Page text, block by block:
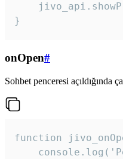
}
onOpen#
Sohbet penceresi açıldığında
function